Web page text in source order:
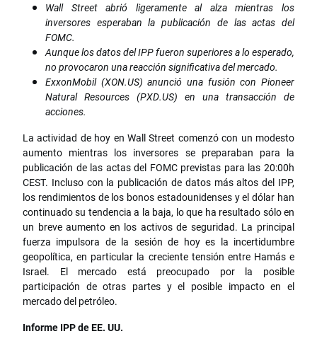
Wall Street abrió ligeramente al alza mientras los
inversores esperaban la publicación de las actas del
FOMC.
Aunque los datos del IPP fueron superiores a lo esperado,
no provocaron una reacción significativa del mercado.
ExxonMobil (XON.US) anunció una fusión con Pioneer
Natural Resources (PXD.US) en una transacción de
acciones.
La actividad de hoy en Wall Street comenzó con un modesto
aumento mientras los inversores se preparaban para la
publicación de las actas del FOMC previstas para las 20:00h
CEST. Incluso con la publicación de datos más altos del IPP,
los rendimientos de los bonos estadounidenses y el dólar han
continuado su tendencia a la baja, lo que ha resultado sólo en
un breve aumento en los activos de seguridad. La principal
fuerza impulsora de la sesión de hoy es la incertidumbre
geopolítica, en particular la creciente tensión entre Hamás e
Israel. El mercado está preocupado por la posible
participación de otras partes y el posible impacto en el
mercado del petróleo.
Informe IPP de EE. UU.